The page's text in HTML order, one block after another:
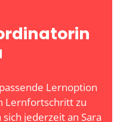
Lernoption
Lernfortschritt zu
jederzeit an Sara